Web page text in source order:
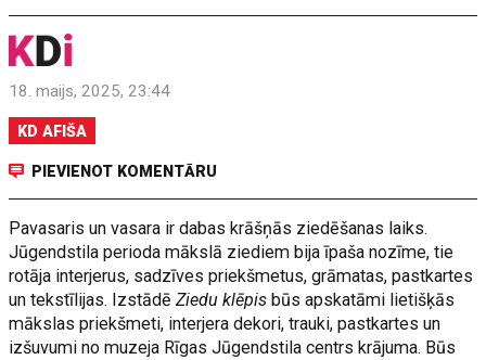
18. maijs, 2025, 23:44
KD AFIŠA
PIEVIENOT KOMENTĀRU
Pavasaris un vasara ir dabas krāšņās ziedēšanas laiks.
Jūgendstila perioda mākslā ziediem bija īpaša nozīme, tie
rotāja interjerus, sadzīves priekšmetus, grāmatas, pastkartes
un tekstīlijas. IzstādēZiedu klēpis būs apskatāmi lietišķās
mākslas priekšmeti, interjera dekori, trauki, pastkartes un
izšuvumi no muzeja Rīgas Jūgendstila centrs krājuma. Būs